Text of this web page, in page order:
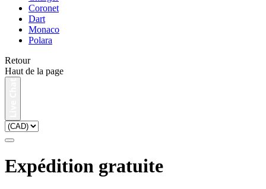
Coronet
Dart
Monaco
Polara
Retour
Haut de la page
Expédition gratuite